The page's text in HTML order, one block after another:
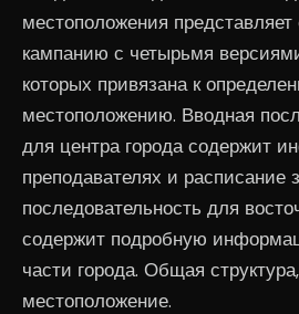
местоположения
кампанию с четырьмя
которых привязана к
местоположению. Вводная
для центра города содержит
преподавателях и расписание
последовательность для
содержит подробную
части города. Общая
местоположение.